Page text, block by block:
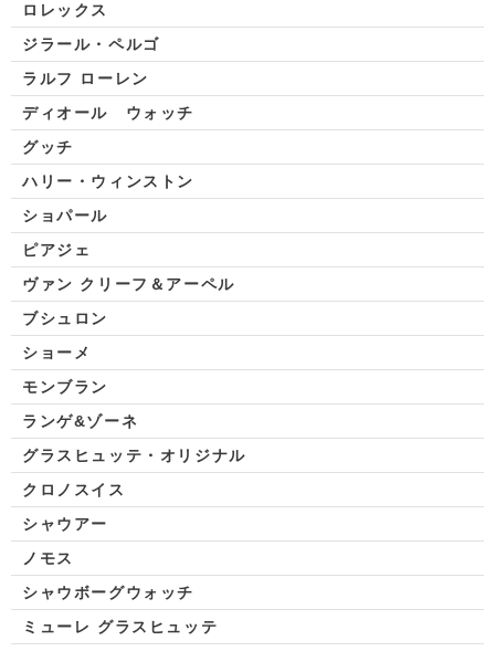
ロレックス
ジラール・ペルゴ
ラルフ ローレン
ディオール ウォッチ
グッチ
ハリー・ウィンストン
ショパール
ピアジェ
ヴァン クリーフ＆アーペル
ブシュロン
ショーメ
モンブラン
ランゲ&ゾーネ
グラスヒュッテ・オリジナル
クロノスイス
シャウアー
ノモス
シャウボーグウォッチ
ミューレ グラスヒュッテ